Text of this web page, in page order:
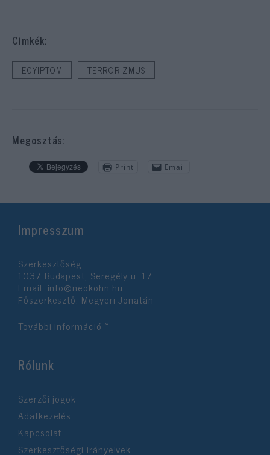
Cimkék:
EGYIPTOM TERRORIZMUS
Megosztás:
Print Email
Impresszum
Szerkesztőség:
1037 Budapest, Seregély u. 17.
Email: info@neokohn.hu
Főszerkesztő: Megyeri Jonatán
További információ »
Rólunk
Szerzői jogok
Adatkezelés
Kapcsolat
Szerkesztőségi irányelvek